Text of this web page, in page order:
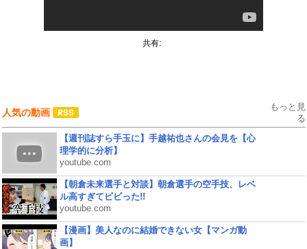
共有:
人気の動画
もっと見
る
【週刊誌すら手玉に】手越祐也さんの会見を【心
理学的に分析】
youtube.com
【朝倉未来選手と対談】朝倉選手の空手技、レベ
ル高すぎてビビった!!
youtube.com
【漫画】美人なのに結婚できない女【マンガ動
画】